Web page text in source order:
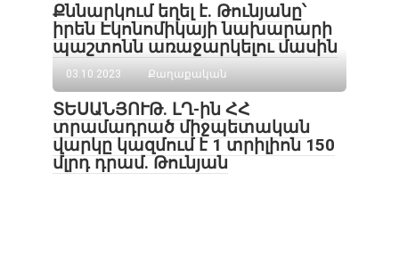
Քննարկում եղել է․ Թունյանը՝
իրեն Էկոնոմիկայի նախարարի
պաշտոնն առաջարկելու մասին
03.10.2023 Քաղաքական
ՏԵՍԱՆՅՈՒԹ. ԼՂ-ին ՀՀ
տրամադրած միջպետական
վարկը կազմում է 1 տրիլիոն 150
մլրդ դրամ. Թունյան